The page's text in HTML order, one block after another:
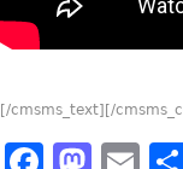
[/cmsms_text][/